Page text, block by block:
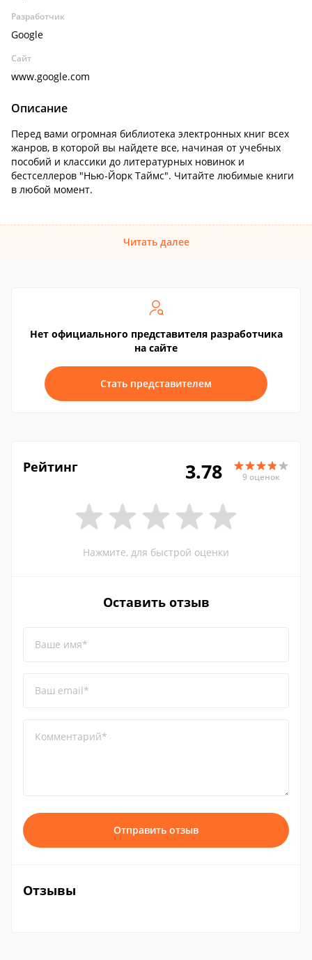
Разработчик
Google
Сайт
www.google.com
Описание
Перед вами огромная библиотека электронных книг всех
жанров, в которой вы найдете все, начиная от учебных
пособий и классики до литературных новинок и
бестселлеров "Нью-Йорк Таймс". Читайте любимые книги
в любой момент.
Читать далее
Нет официального представителя разработчика
на сайте
Стать представителем
Рейтинг 3.78 9 оценок
Нажмите, для быстрой оценки
Оставить отзыв
Ваше имя*
Ваш email*
Комментарий*
Отправить отзыв
Отзывы